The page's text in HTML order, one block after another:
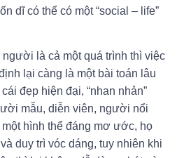
dĩ có thể có một “social – life”
là cả một quá trình thì việc
lại càng là một bài toán lâu
đẹp hiện đại, “nhan nhản”
mẫu, diễn viên, người nổi
hình thể đáng mơ ước, họ
duy trì vóc dáng, tuy nhiên khi